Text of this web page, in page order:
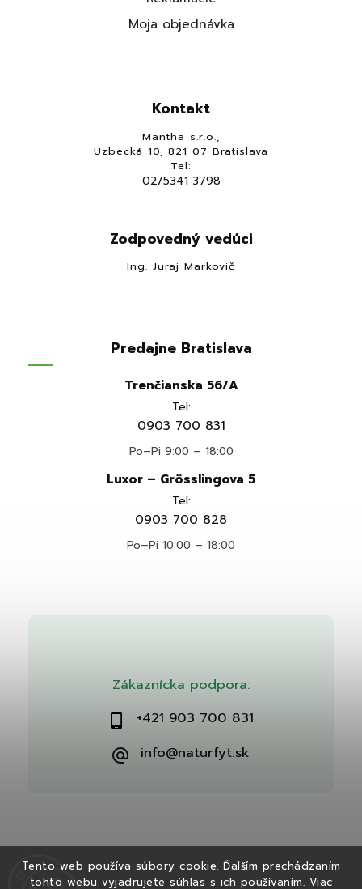
Tento web používa súbory cookie. Ďalším prechádzaním
tohto webu vyjadrujete súhlas s ich používaním. Viac
Zákaznícka podpora:
+421 903 700 831
info@naturfyt.sk
Moja objednávka
Kontakt
Mantha s.r.o.,
Uzbecká 10, 821 07 Bratislava
Tel:
02/5341 3798
Zodpovedný vedúci
Ing. Juraj Markovič
Predajne Bratislava
Trenčianska 56/A
Tel:
0903 700 831
Po–Pi 9:00 – 18:00
Luxor – Grösslingova 5
Tel:
0903 700 828
Po–Pi 10:00 – 18:00